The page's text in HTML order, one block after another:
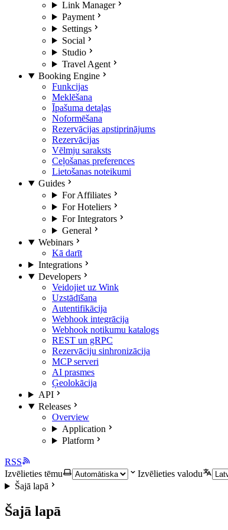
Link Manager
Payment
Settings
Social
Studio
Travel Agent
Booking Engine
Funkcijas
Meklēšana
Īpašuma detaļas
Noformēšana
Rezervācijas apstiprinājums
Rezervācijas
Vēlmju saraksts
Ceļošanas preferences
Lietošanas noteikumi
Guides
For Affiliates
For Hoteliers
For Integrators
General
Webinars
Kā darīt
Integrations
Developers
Veidojiet uz Wink
Uzstādīšana
Autentifikācija
Webhook integrācija
Webhook notikumu katalogs
REST un gRPC
Rezervāciju sinhronizācija
MCP serveri
AI prasmes
Ģeolokācija
API
Releases
Overview
Application
Platform
RSS
Izvēlieties tēmu
Izvēlieties valodu
Šajā lapā
Šajā lapā